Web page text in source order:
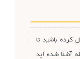
کاغذ 24 را دنبال کرده باشید تا
آشنا شده اید